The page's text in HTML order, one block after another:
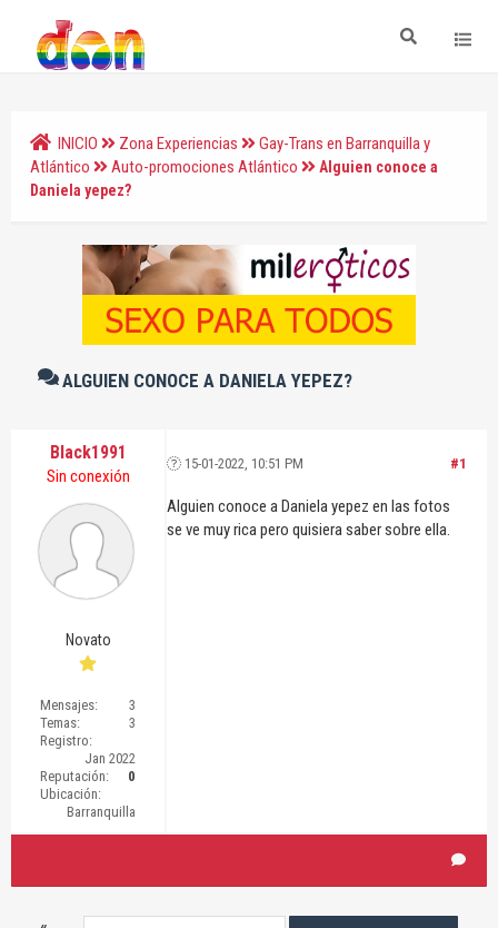
INICIO Zona Experiencias
Gay-Trans en Barranquilla y
Atlántico
Auto-promociones Atlántico
Alguien conoce a
Daniela yepez?
ALGUIEN CONOCE A DANIELA YEPEZ?
Black1991
Sin conexión
Novato
Mensajes:
3
Temas:
3
Registro:
Jan 2022
Reputación:
0
Ubicación:
Barranquilla
#1
15-01-2022, 10:51 PM
Alguien conoce a Daniela yepez en las fotos
se ve muy rica pero quisiera saber sobre ella.